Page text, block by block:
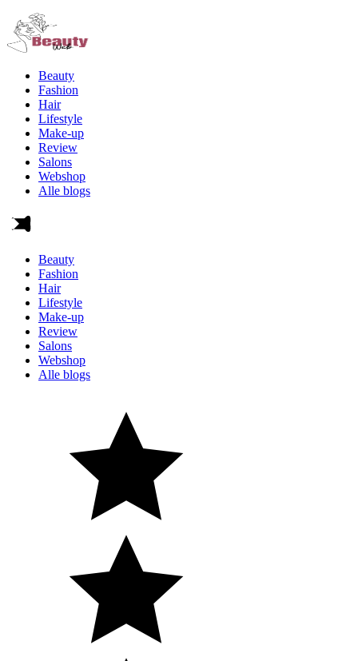
Beauty
Fashion
Hair
Lifestyle
Make-up
Review
Salons
Webshop
Alle blogs
Beauty
Fashion
Hair
Lifestyle
Make-up
Review
Salons
Webshop
Alle blogs